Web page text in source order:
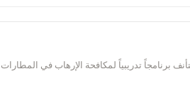
برنامجاً تدريبياً لمكافحة الإرهاب في المطارات